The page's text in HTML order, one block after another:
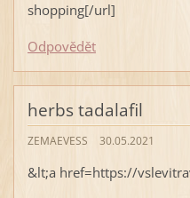
shopping[/url]
Odpovědět
herbs tadalafil
ZEMAEVESS 30.05.2021
&lt;a href=https://